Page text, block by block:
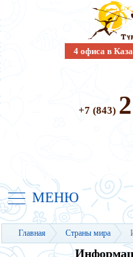
4 офиса в
+7 (843)
МЕНЮ
Главная Страны мира